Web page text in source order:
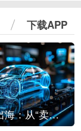
下载APP
中国汽车出海：从“卖出去”到“走进去”